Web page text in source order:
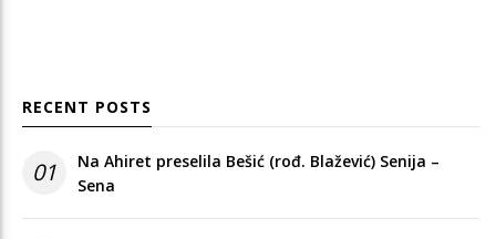
RECENT POSTS
01
Na Ahiret preselila Bešić (rođ. Blažević) Senija –
Sena